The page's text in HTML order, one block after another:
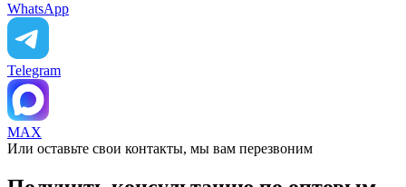
WhatsApp
Telegram
MAX
Или оставьте свои контакты, мы вам перезвоним